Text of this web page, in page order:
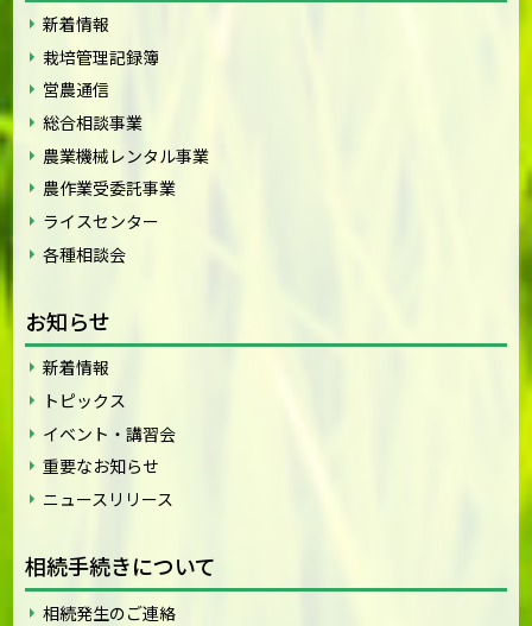
新着情報
栽培管理記録簿
営農通信
総合相談事業
農業機械レンタル事業
農作業受委託事業
ライスセンター
各種相談会
お知らせ
新着情報
トピックス
イベント・講習会
重要なお知らせ
ニュースリリース
相続手続きについて
相続発生のご連絡